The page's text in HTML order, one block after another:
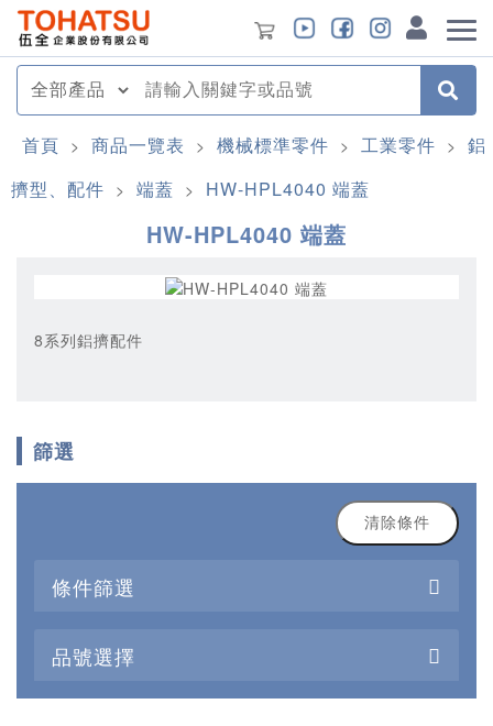
首頁 > 商品一覽表 > 機械標準零件 > 工業零件 > 鋁
擠型、配件 > 端蓋 > HW-HPL4040 端蓋
HW-HPL4040 端蓋
8系列鋁擠配件
篩選
清除條件
條件篩選
品號選擇